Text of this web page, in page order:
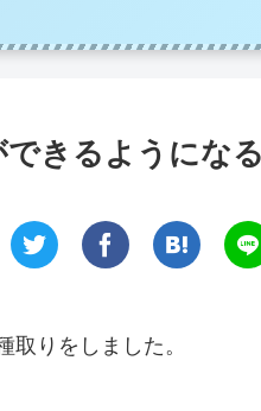
きるようにな
取りをしました。